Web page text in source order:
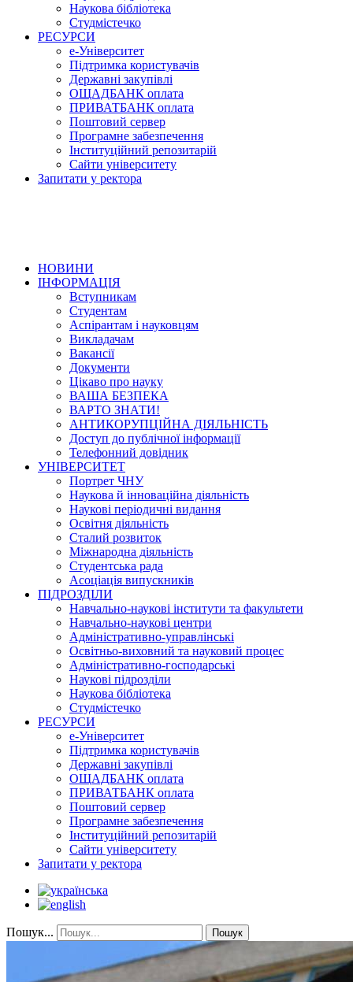
Наукова бібліотека
Студмістечко
РЕСУРСИ
е-Університет
Підтримка користувачів
Державні закупівлі
ОЩАДБАНК оплата
ПРИВАТБАНК оплата
Поштовий сервер
Програмне забезпечення
Інституційний репозитарій
Сайти університету
Запитати у ректора
НОВИНИ
ІНФОРМАЦІЯ
Вступникам
Студентам
Аспірантам і науковцям
Викладачам
Вакансії
Документи
Цікаво про науку
ВАША БЕЗПЕКА
ВАРТО ЗНАТИ!
АНТИКОРУПЦІЙНА ДІЯЛЬНІСТЬ
Доступ до публічної інформації
Телефонний довідник
УНІВЕРСИТЕТ
Портрет ЧНУ
Наукова й інноваційна діяльність
Наукові періодичні видання
Освітня діяльність
Сталий розвиток
Міжнародна діяльність
Студентська рада
Асоціація випускників
ПІДРОЗДІЛИ
Навчально-наукові інститути та факультети
Навчально-наукові центри
Адміністративно-управлінські
Освітньо-виховний та науковий процес
Адміністративно-господарські
Наукові підрозділи
Наукова бібліотека
Студмістечко
РЕСУРСИ
е-Університет
Підтримка користувачів
Державні закупівлі
ОЩАДБАНК оплата
ПРИВАТБАНК оплата
Поштовий сервер
Програмне забезпечення
Інституційний репозитарій
Сайти університету
Запитати у ректора
Пошук... Пошук